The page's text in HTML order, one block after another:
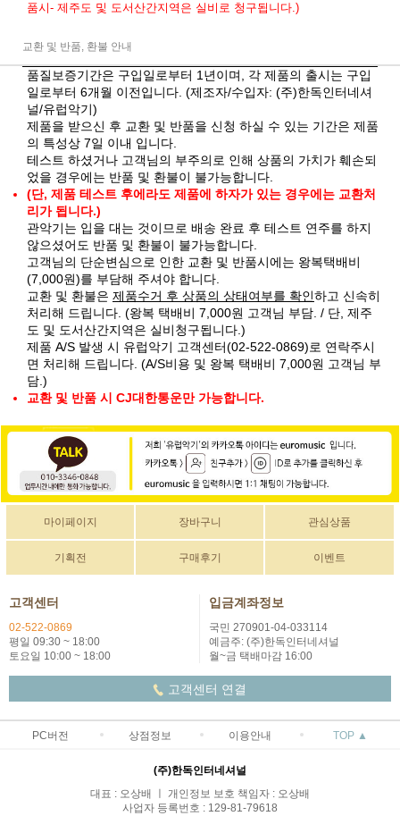
품시- 제주도 및 도서산간지역은 실비로 청구됩니다.)
교환 및 반품, 환불 안내
품질보증기간은 구입일로부터 1년이며, 각 제품의 출시는 구입
일로부터 6개월 이전입니다. (제조자/수입자: (주)한독인터네셔
널/유럽악기)
제품을 받으신 후 교환 및 반품을 신청 하실 수 있는 기간은 제품
의 특성상 7일 이내 입니다.
테스트 하셨거나 고객님의 부주의로 인해 상품의 가치가 훼손되
었을 경우에는 반품 및 환불이 불가능합니다.
(단, 제품 테스트 후에라도 제품에 하자가 있는 경우에는 교환처
리가 됩니다.)
관악기는 입을 대는 것이므로 배송 완료 후 테스트 연주를 하지
않으셨어도 반품 및 환불이 불가능합니다.
고객님의 단순변심으로 인한 교환 및 반품시에는 왕복택배비
(7,000원)를 부담해 주셔야 합니다.
교환 및 환불은 제품수거 후 상품의 상태여부를 확인하고 신속히
처리해 드립니다. (왕복 택배비 7,000원 고객님 부담. / 단, 제주
도 및 도서산간지역은 실비청구됩니다.)
제품 A/S 발생 시 유럽악기 고객센터(02-522-0869)로 연락주시
면 처리해 드립니다. (A/S비용 및 왕복 택배비 7,000원 고객님 부
담.)
교환 및 반품 시 CJ대한통운만 가능합니다.
마이페이지 장바구니 관심상품
기획전 구매후기 이벤트
고객센터
02-522-0869
평일 09:30 ~ 18:00
토요일 10:00 ~ 18:00
입금계좌정보
국민 270901-04-033114
예금주: (주)한독인터네셔널
월~금 택배마감 16:00
고객센터 연결
PC버전 상점정보 이용안내 TOP ▲
(주)한독인터네셔널
대표 : 오상배 ㅣ 개인정보 보호 책임자 : 오상배
사업자 등록번호 : 129-81-79618